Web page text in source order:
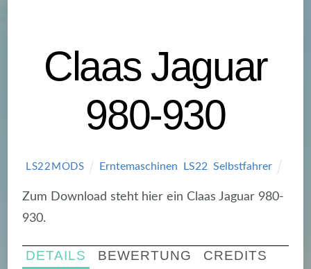
Claas Jaguar
980-930
LS22MODS Erntemaschinen LS22 ,Selbstfahrer
Zum Download steht hier ein Claas Jaguar 980-
930.
DETAILS BEWERTUNG CREDITS